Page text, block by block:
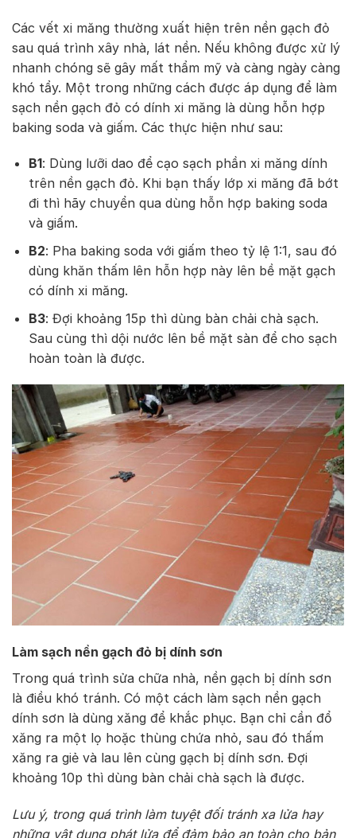
Các vết xi măng thường xuất hiện trên nền gạch đỏ
sau quá trình xây nhà, lát nền. Nếu không được xử lý
nhanh chóng sẽ gây mất thẩm mỹ và càng ngày càng
khó tẩy. Một trong những cách được áp dụng để làm
sạch nền gạch đỏ có dính xi măng là dùng hỗn hợp
baking soda và giấm. Các thực hiện như sau:
B1: Dùng lưỡi dao để cạo sạch phần xi măng dính
trên nền gạch đỏ. Khi bạn thấy lớp xi măng đã bớt
đi thì hãy chuyển qua dùng hỗn hợp baking soda
và giấm.
B2: Pha baking soda với giấm theo tỷ lệ 1:1, sau đó
dùng khăn thấm lên hỗn hợp này lên bề mặt gạch
có dính xi măng.
B3: Đợi khoảng 15p thì dùng bàn chải chà sạch.
Sau cùng thì dội nước lên bề mặt sàn để cho sạch
hoàn toàn là được.
Làm sạch nền gạch đỏ bị dính sơn
Trong quá trình sửa chữa nhà, nền gạch bị dính sơn
là điều khó tránh. Có một cách làm sạch nền gạch
dính sơn là dùng xăng để khắc phục. Bạn chỉ cần đổ
xăng ra một lọ hoặc thùng chứa nhỏ, sau đó thấm
xăng ra giẻ và lau lên cùng gạch bị dính sơn. Đợi
khoảng 10p thì dùng bàn chải chà sạch là được.
Lưu ý, trong quá trình làm tuyệt đối tránh xa lửa hay
những vật dụng phát lửa để đảm bảo an toàn cho bản